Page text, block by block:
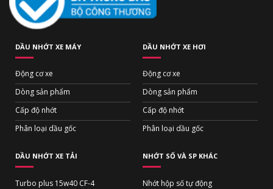
DẦU NHỚT XE MÁY
Động cơ xe
Dòng sản phẩm
Cấp độ nhớt
Phân loại dầu gốc
DẦU NHỚT XE HƠI
Động cơ xe
Dòng sản phẩm
Cấp độ nhớt
Phân loại dầu gốc
DẦU NHỚT XE TẢI
Turbo plus 15w40 CF-4
NHỚT SỐ VÀ SP KHÁC
Nhớt hộp số tự động